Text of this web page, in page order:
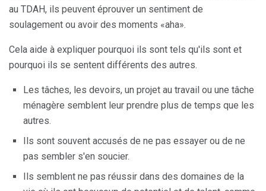
au TDAH, ils peuvent éprouver un sentiment de
soulagement ou avoir des moments «aha».
Cela aide à expliquer pourquoi ils sont tels qu'ils sont et
pourquoi ils se sentent différents des autres.
Les tâches, les devoirs, un projet au travail ou une tâche
ménagère semblent leur prendre plus de temps que les
autres.
Ils sont souvent accusés de ne pas essayer ou de ne
pas sembler s'en soucier.
Ils semblent ne pas réussir dans des domaines de la